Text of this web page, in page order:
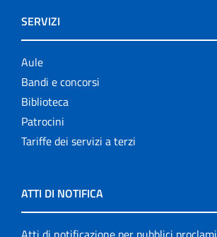
SERVIZI
Aule
Bandi e concorsi
Biblioteca
Patrocini
Tariffe dei servizi a terzi
ATTI DI NOTIFICA